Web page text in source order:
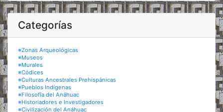
Categorías
※Zonas Arqueológicas
※Museos
※Murales
※Códices
※Culturas Ancestrales Prehispánicas
※Pueblos Indígenas
※Filosofía del Anáhuac
※Historiadores e Investigadores
※Civilización del Anáhuac